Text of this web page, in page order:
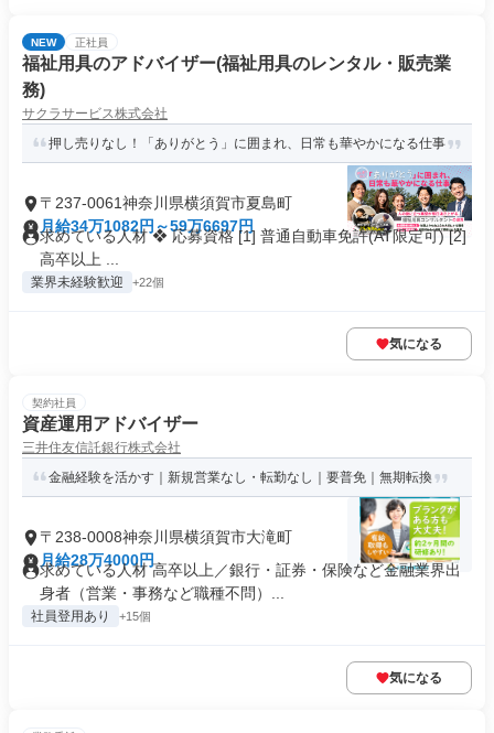
NEW 正社員
福祉用具のアドバイザー(福祉用具のレンタル・販売業
務)
サクラサービス株式会社
押し売りなし！「ありがとう」に囲まれ、日常も華やかになる仕事
〒237-0061神奈川県横須賀市夏島町
月給34万1082円～59万6697円
求めている人材 ❖ 応募資格 [1] 普通自動車免許(AT限定可) [2]
高卒以上 ...
業界未経験歓迎 +22個
気になる
契約社員
資産運用アドバイザー
三井住友信託銀行株式会社
金融経験を活かす｜新規営業なし・転勤なし｜要普免｜無期転換
〒238-0008神奈川県横須賀市大滝町
月給28万4000円
求めている人材 高卒以上／銀行・証券・保険など金融業界出
身者（営業・事務など職種不問）...
社員登用あり +15個
気になる